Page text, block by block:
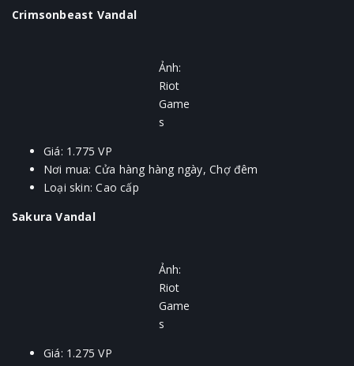
Crimsonbeast Vandal
Ảnh:
Riot
Game
s
Giá: 1.775 VP
Nơi mua: Cửa hàng hàng ngày, Chợ đêm
Loại skin: Cao cấp
Sakura Vandal
Ảnh:
Riot
Game
s
Giá: 1.275 VP